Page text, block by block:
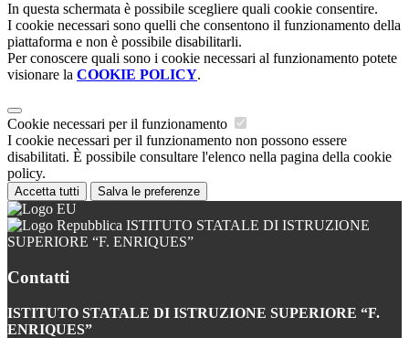
In questa schermata è possibile scegliere quali cookie consentire.
I cookie necessari sono quelli che consentono il funzionamento della
piattaforma e non è possibile disabilitarli.
Per conoscere quali sono i cookie necessari al funzionamento potete
visionare la COOKIE POLICY.
Cookie necessari per il funzionamento
I cookie necessari per il funzionamento non possono essere
disabilitati. È possibile consultare l'elenco nella pagina della cookie
policy.
Accetta tutti Salva le preferenze
ISTITUTO STATALE DI ISTRUZIONE
SUPERIORE “F. ENRIQUES”
Contatti
ISTITUTO STATALE DI ISTRUZIONE SUPERIORE “F.
ENRIQUES”